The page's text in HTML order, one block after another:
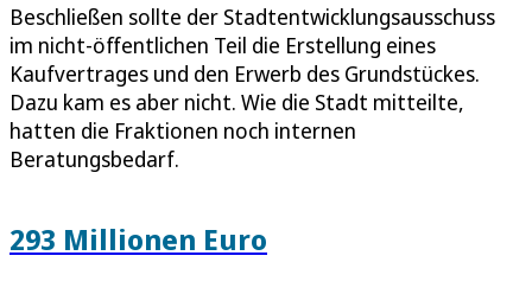
Beschließen sollte der Stadtentwicklungsausschuss
im nicht-öffentlichen Teil die Erstellung eines
Kaufvertrages und den Erwerb des Grundstückes.
Dazu kam es aber nicht. Wie die Stadt mitteilte,
hatten die Fraktionen noch internen
Beratungsbedarf.
293 Millionen Euro